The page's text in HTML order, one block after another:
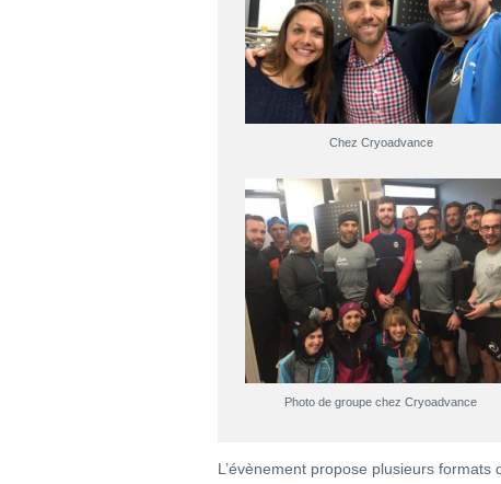
Chez Cryoadvance
Photo de groupe chez Cryoadvance
L’évènement propose plusieurs